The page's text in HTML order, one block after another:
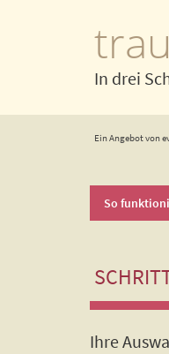
In drei
Ein Angebot von
So
Ihre